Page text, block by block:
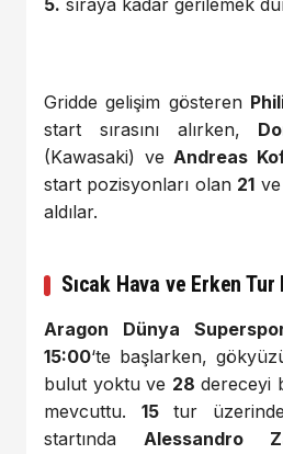
5. sıraya kadar gerilemek
Gridde gelişim gösteren
start sırasını alırken,
(Kawasaki) veAndreas
start pozisyonları olan 21 ve
aldılar.
Sıcak Hava ve Erken
Aragon Dünya
15:00‘te başlarken,
bulut yoktu ve 28 dereceyi
mevcuttu. 15tur
startında Alessandro